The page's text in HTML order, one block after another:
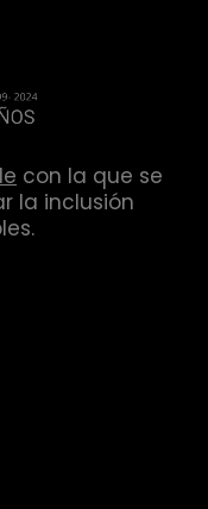
con la que se
la inclusión